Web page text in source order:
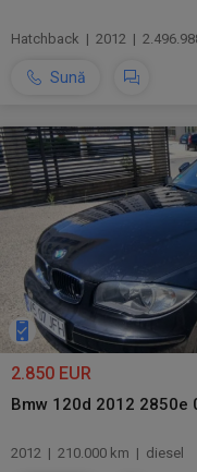
Hatchback | 2012 |
Sună
2.850 EUR
Bmw 120d 2012 2850e
2012 | 210.000 km | diesel